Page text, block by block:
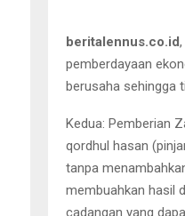
beritalennus.co.id
pemberdayaan
berusaha sehingga
Kedua: Pemberian
qordhul hasan
tanpa
membuahkan hasil
cadangan yang